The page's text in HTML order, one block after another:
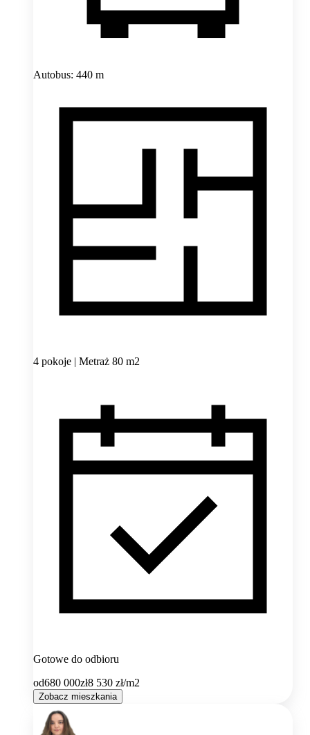
Autobus: 440 m
4 pokoje | Metraż 80 m2
Gotowe do odbioru
od680 000zł8 530 zł/m2
Zobacz mieszkania